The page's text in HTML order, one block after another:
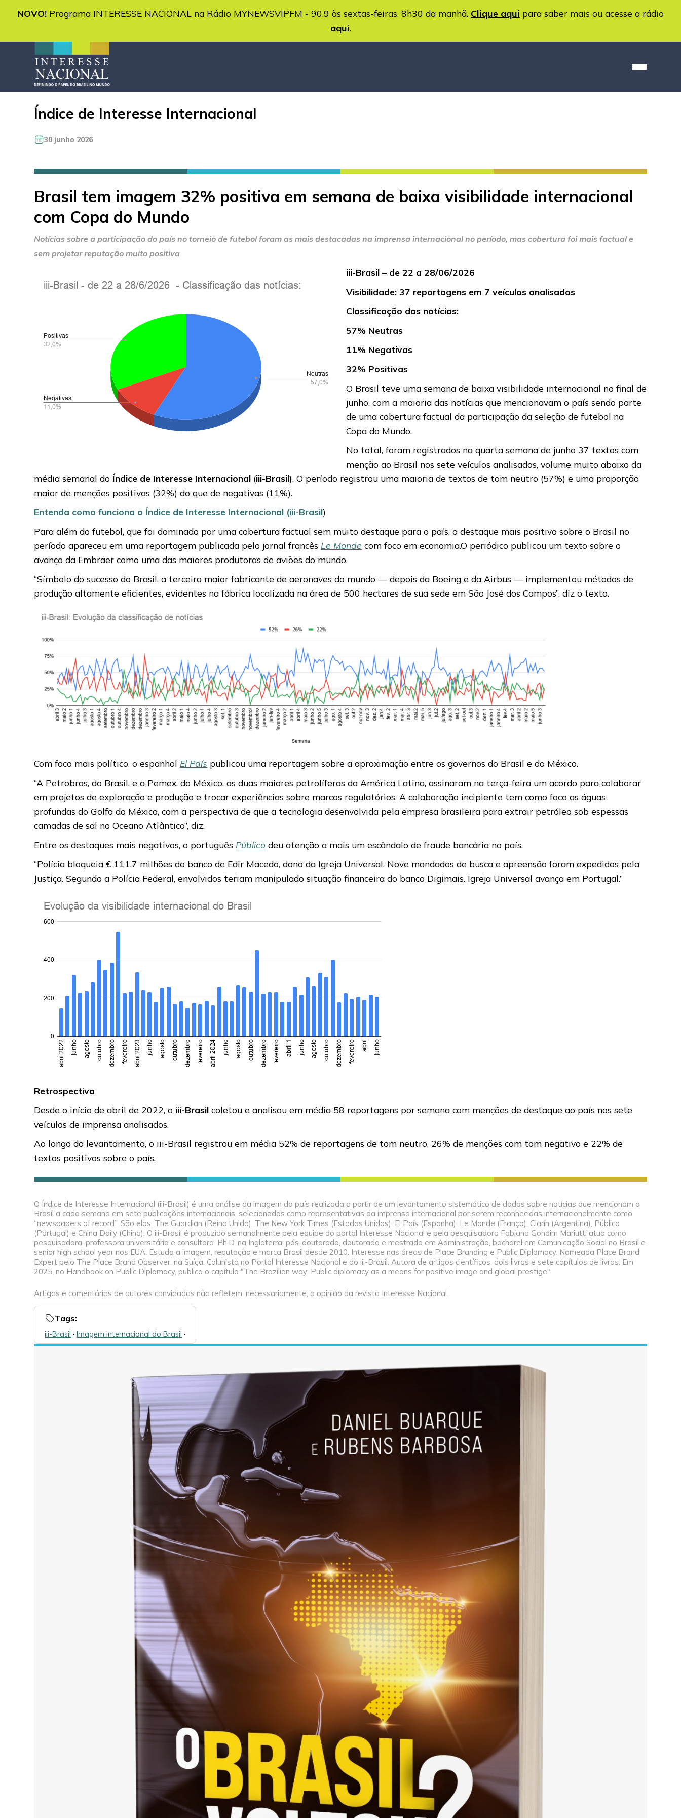
NOVO! Programa INTERESSE NACIONAL na Rádio MYNEWSVIPFM - 90.9 às sextas-feiras, 8h30 da manhã. Clique aqui para saber mais ou acesse a rádio
aqui.
Índice de Interesse Internacional
30 junho 2026
Brasil tem imagem 32% positiva em semana de baixa visibilidade internacional
com Copa do Mundo
Notícias sobre a participação do país no torneio de futebol foram as mais destacadas na imprensa internacional no período, mas cobertura foi mais factual e
sem projetar reputação muito positiva
iii-Brasil – de 22 a 28/06/2026
Visibilidade: 37 reportagens em 7 veículos analisados
Classificação das notícias:
57% Neutras
11% Negativas
32% Positivas
O Brasil teve uma semana de baixa visibilidade internacional no final de
junho, com a maioria das notícias que mencionavam o país sendo parte
de uma cobertura factual da participação da seleção de futebol na
Copa do Mundo.
No total, foram registrados na quarta semana de junho 37 textos com
menção ao Brasil nos sete veículos analisados, volume muito abaixo da
média semanal do Índice de Interesse Internacional (iii-Brasil). O período registrou uma maioria de textos de tom neutro (57%) e uma proporção
maior de menções positivas (32%) do que de negativas (11%).
Entenda como funciona o Índice de Interesse Internacional (iii-Brasil)
Para além do futebol, que foi dominado por uma cobertura factual sem muito destaque para o país, o destaque mais positivo sobre o Brasil no
período apareceu em uma reportagem publicada pelo jornal francês Le Monde com foco em economia.O periódico publicou um texto sobre o
avanço da Embraer como uma das maiores produtoras de aviões do mundo.
“Símbolo do sucesso do Brasil, a terceira maior fabricante de aeronaves do mundo — depois da Boeing e da Airbus — implementou métodos de
produção altamente eficientes, evidentes na fábrica localizada na área de 500 hectares de sua sede em São José dos Campos”, diz o texto.
Com foco mais político, o espanhol El País publicou uma reportagem sobre a aproximação entre os governos do Brasil e do México.
“A Petrobras, do Brasil, e a Pemex, do México, as duas maiores petrolíferas da América Latina, assinaram na terça-feira um acordo para colaborar
em projetos de exploração e produção e trocar experiências sobre marcos regulatórios. A colaboração incipiente tem como foco as águas
profundas do Golfo do México, com a perspectiva de que a tecnologia desenvolvida pela empresa brasileira para extrair petróleo sob espessas
camadas de sal no Oceano Atlântico”, diz.
Entre os destaques mais negativos, o português Público deu atenção a mais um escândalo de fraude bancária no país.
“Polícia bloqueia € 111,7 milhões do banco de Edir Macedo, dono da Igreja Universal. Nove mandados de busca e apreensão foram expedidos pela
Justiça. Segundo a Polícia Federal, envolvidos teriam manipulado situação financeira do banco Digimais. Igreja Universal avança em Portugal.”
Retrospectiva
Desde o início de abril de 2022, o iii-Brasil coletou e analisou em média 58 reportagens por semana com menções de destaque ao país nos sete
veículos de imprensa analisados.
Ao longo do levantamento, o iii-Brasil registrou em média 52% de reportagens de tom neutro, 26% de menções com tom negativo e 22% de
textos positivos sobre o país.
O Índice de Interesse Internacional (iii-Brasil) é uma análise da imagem do país realizada a partir de um levantamento sistemático de dados sobre notícias que mencionam o
Brasil a cada semana em sete publicações internacionais, selecionadas como representativas da imprensa internacional por serem reconhecidas internacionalmente como
“newspapers of record”. São elas: The Guardian (Reino Unido), The New York Times (Estados Unidos), El País (Espanha), Le Monde (França), Clarín (Argentina), Público
(Portugal) e China Daily (China). O iii-Brasil é produzido semanalmente pela equipe do portal Interesse Nacional e pela pesquisadora Fabiana Gondim Mariutti atua como
pesquisadora, professora universitária e consultora. Ph.D. na Inglaterra, pós-doutorado, doutorado e mestrado em Administração, bacharel em Comunicação Social no Brasil e
senior high school year nos EUA. Estuda a imagem, reputação e marca Brasil desde 2010. Interesse nas áreas de Place Branding e Public Diplomacy. Nomeada Place Brand
Expert pelo The Place Brand Observer, na Suíça. Colunista no Portal Interesse Nacional e do iii-Brasil. Autora de artigos científicos, dois livros e sete capítulos de livros. Em
2025, no Handbook on Public Diplomacy, publica o capítulo "The Brazilian way: Public diplomacy as a means for positive image and global prestige"
Artigos e comentários de autores convidados não refletem, necessariamente, a opinião da revista Interesse Nacional
Tags:
iii-Brasil 🞌Imagem internacional do Brasil 🞌